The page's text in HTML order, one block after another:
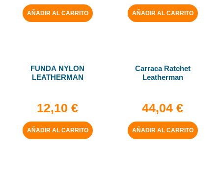
AÑADIR AL CARRITO AÑADIR AL CARRITO
FUNDA NYLON
LEATHERMAN
12,10 €
AÑADIR AL CARRITO
Carraca Ratchet
Leatherman
44,04 €
AÑADIR AL CARRITO